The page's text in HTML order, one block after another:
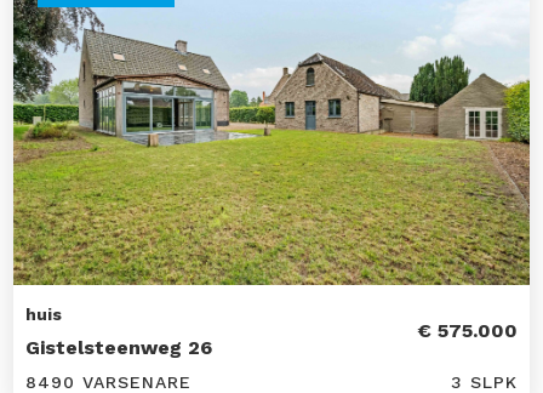
huis
Gistelsteenweg 26
€ 575.000
8490 VARSENARE 3 SLPK